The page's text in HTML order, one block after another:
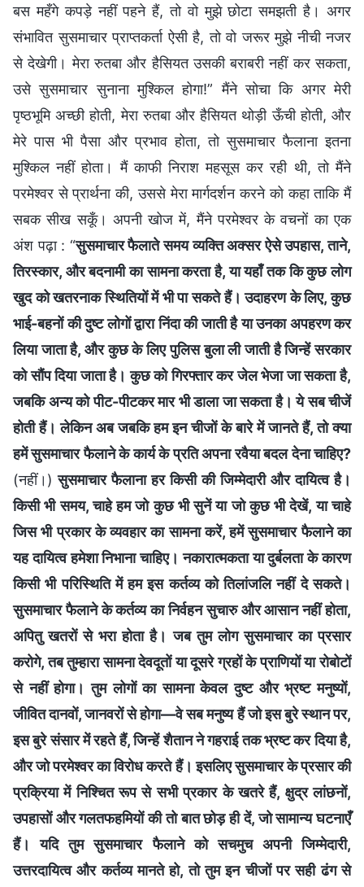
बस महँगे कपड़े नहीं पहने हैं, तो वो मुझे छोटा समझती है। अगर
संभावित सुसमाचार प्राप्तकर्ता ऐसी है, तो वो जरूर मुझे नीची नजर
से देखेगी। मेरा रुतबा और हैसियत उसकी बराबरी नहीं कर सकता,
उसे सुसमाचार सुनाना मुश्किल होगा!” मैंने सोचा कि अगर मेरी
पृष्ठभूमि अच्छी होती, मेरा रुतबा और हैसियत थोड़ी ऊँची होती, और
मेरे पास भी पैसा और प्रभाव होता, तो सुसमाचार फैलाना इतना
मुश्किल नहीं होता। मैं काफी निराश महसूस कर रही थी, तो मैंने
परमेश्वर से प्रार्थना की, उससे मेरा मार्गदर्शन करने को कहा ताकि मैं
सबक सीख सकूँ। अपनी खोज में, मैंने परमेश्वर के वचनों का एक
अंश पढ़ा : “सुसमाचार फैलाते समय व्यक्ति अक्सर ऐसे उपहास, ताने,
तिरस्कार, और बदनामी का सामना करता है, या यहाँ तक कि कुछ लोग
खुद को खतरनाक स्थितियों में भी पा सकते हैं। उदाहरण के लिए, कुछ
भाई-बहनों की दुष्ट लोगों द्वारा निंदा की जाती है या उनका अपहरण कर
लिया जाता है, और कुछ के लिए पुलिस बुला ली जाती है जिन्हें सरकार
को सौंप दिया जाता है। कुछ को गिरफ्तार कर जेल भेजा जा सकता है,
जबकि अन्य को पीट-पीटकर मार भी डाला जा सकता है। ये सब चीजें
होती हैं। लेकिन अब जबकि हम इन चीजों के बारे में जानते हैं, तो क्या
हमें सुसमाचार फैलाने के कार्य के प्रति अपना रवैया बदल देना चाहिए?
(नहीं।) सुसमाचार फैलाना हर किसी की जिम्मेदारी और दायित्व है।
किसी भी समय, चाहे हम जो कुछ भी सुनें या जो कुछ भी देखें, या चाहे
जिस भी प्रकार के व्यवहार का सामना करें, हमें सुसमाचार फैलाने का
यह दायित्व हमेशा निभाना चाहिए। नकारात्मकता या दुर्बलता के कारण
किसी भी परिस्थिति में हम इस कर्तव्य को तिलांजलि नहीं दे सकते।
सुसमाचार फैलाने के कर्तव्य का निर्वहन सुचारु और आसान नहीं होता,
अपितु खतरों से भरा होता है। जब तुम लोग सुसमाचार का प्रसार
करोगे, तब तुम्हारा सामना देवदूतों या दूसरे ग्रहों के प्राणियों या रोबोटों
से नहीं होगा। तुम लोगों का सामना केवल दुष्ट और भ्रष्ट मनुष्यों,
जीवित दानवों, जानवरों से होगा—वे सब मनुष्य हैं जो इस बुरे स्थान पर,
इस बुरे संसार में रहते हैं, जिन्हें शैतान ने गहराई तक भ्रष्ट कर दिया है,
और जो परमेश्वर का विरोध करते हैं। इसलिए सुसमाचार के प्रसार की
प्रक्रिया में निश्चित रूप से सभी प्रकार के खतरे हैं, क्षुद्र लांछनों,
उपहासों और गलतफहमियों की तो बात छोड़ ही दें, जो सामान्य घटनाएँ
हैं। यदि तुम सुसमाचार फैलाने को सचमुच अपनी जिम्मेदारी,
उत्तरदायित्व और कर्तव्य मानते हो, तो तुम इन चीजों पर सही ढंग से